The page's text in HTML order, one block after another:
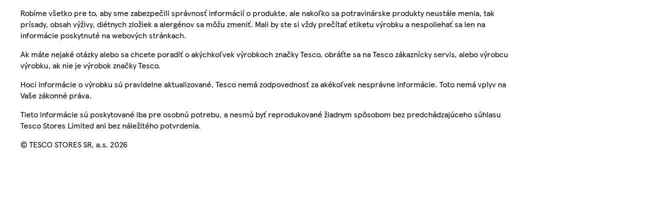
Robíme všetko pre to, aby sme zabezpečili správnosť informácií o produkte, ale nakoľko sa potravinárske produkty neustále menia, tak
prísady, obsah výživy, diétnych zložiek a alergénov sa môžu zmeniť. Mali by ste si vždy prečítať etiketu výrobku a nespoliehať sa len na
informácie poskytnuté na webových stránkach.
Ak máte nejaké otázky alebo sa chcete poradiť o akýchkoľvek výrobkoch značky Tesco, obráťte sa na Tesco zákaznícky servis, alebo výrobcu
výrobku, ak nie je výrobok značky Tesco.
Hoci informácie o výrobku sú pravidelne aktualizované, Tesco nemá zodpovednosť za akékoľvek nesprávne informácie. Toto nemá vplyv na
Vaše zákonné práva.
Tieto informácie sú poskytované iba pre osobnú potrebu, a nesmú byť reprodukované žiadnym spôsobom bez predchádzajúceho súhlasu
Tesco Stores Limited ani bez náležitého potvrdenia.
© TESCO STORES SR, a.s. 2026